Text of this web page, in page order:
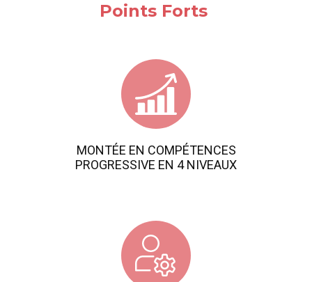
Points Forts
MONTÉE EN COMPÉTENCES
PROGRESSIVE EN 4 NIVEAUX